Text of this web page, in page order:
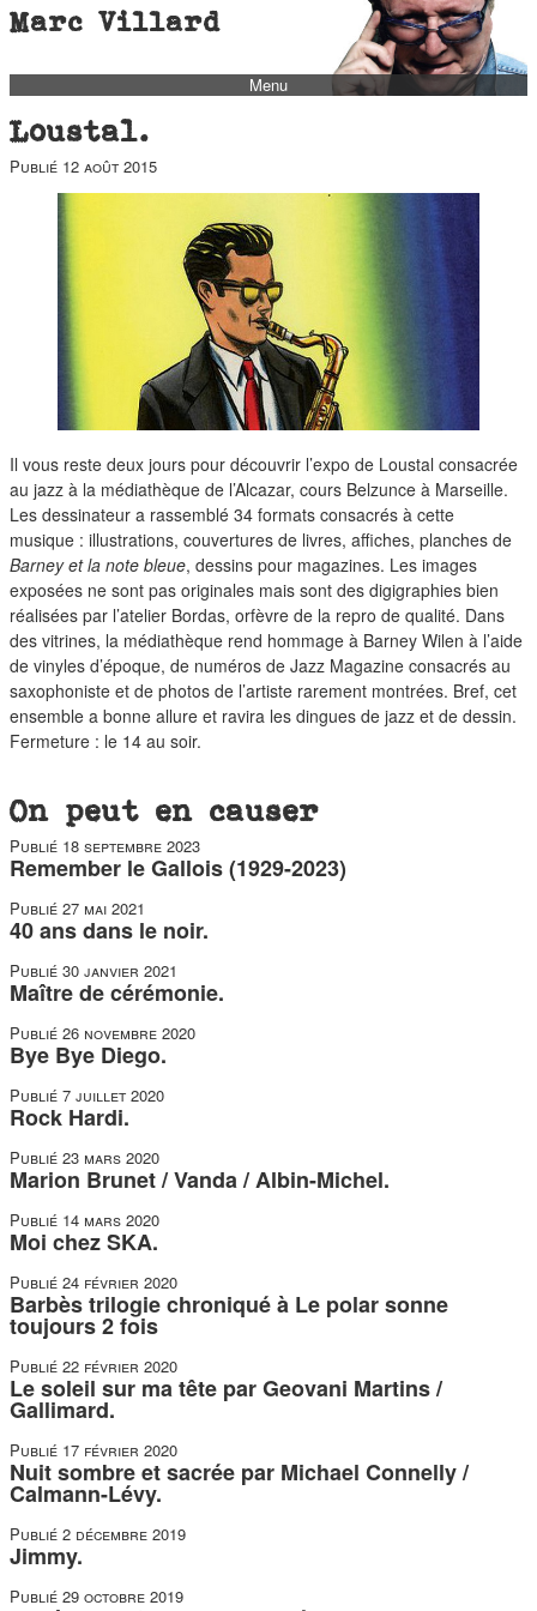
Marc Villard
Menu
filmo
barbès
music
autofiction
interviews
polaroid
famille
blog
short stories
duos
Loustal.
Publié 12 août 2015
Il vous reste deux jours pour découvrir l’expo de Loustal consacrée
au jazz à la médiathèque de l’Alcazar, cours Belzunce à Marseille.
Les dessinateur a rassemblé 34 formats consacrés à cette
musique : illustrations, couvertures de livres, affiches, planches de
Barney et la note bleue, dessins pour magazines. Les images
exposées ne sont pas originales mais sont des digigraphies bien
réalisées par l’atelier Bordas, orfèvre de la repro de qualité. Dans
des vitrines, la médiathèque rend hommage à Barney Wilen à l’aide
de vinyles d’époque, de numéros de Jazz Magazine consacrés au
saxophoniste et de photos de l’artiste rarement montrées. Bref, cet
ensemble a bonne allure et ravira les dingues de jazz et de dessin.
Fermeture : le 14 au soir.
On peut en causer
Publié 18 septembre 2023
Remember le Gallois (1929-2023)
Publié 27 mai 2021
40 ans dans le noir.
Publié 30 janvier 2021
Maître de cérémonie.
Publié 26 novembre 2020
Bye Bye Diego.
Publié 7 juillet 2020
Rock Hardi.
Publié 23 mars 2020
Marion Brunet / Vanda / Albin-Michel.
Publié 14 mars 2020
Moi chez SKA.
Publié 24 février 2020
Barbès trilogie chroniqué à Le polar sonne
toujours 2 fois
Publié 22 février 2020
Le soleil sur ma tête par Geovani Martins /
Gallimard.
Publié 17 février 2020
Nuit sombre et sacrée par Michael Connelly /
Calmann-Lévy.
Publié 2 décembre 2019
Jimmy.
Publié 29 octobre 2019